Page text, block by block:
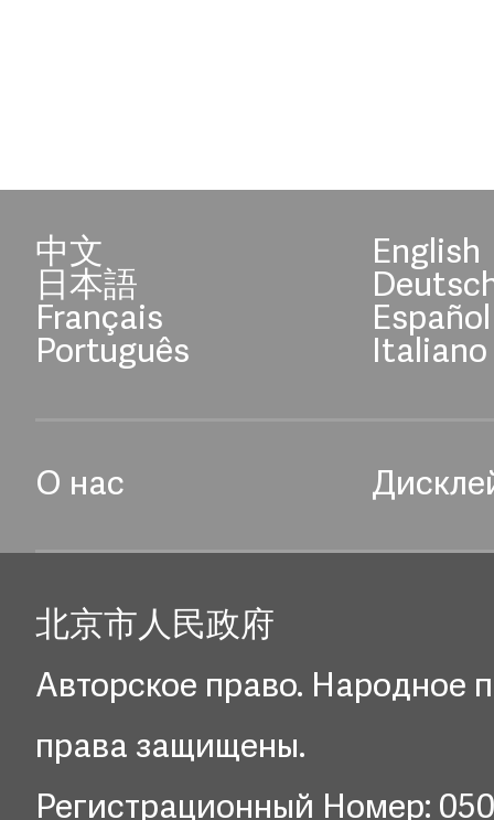
中文 English
日本語
Français Español
Português Italiano
О нас
北京市人民政府
Авторское право. Народное
права защищены.
Регистрационный Номер: